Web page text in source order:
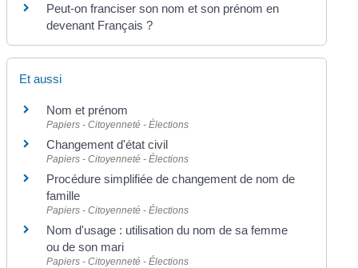
Peut-on franciser son nom et son prénom en
devenant Français ?
Et aussi
Nom et prénom
Papiers - Citoyenneté - Élections
Changement d'état civil
Papiers - Citoyenneté - Élections
Procédure simplifiée de changement de nom de
famille
Papiers - Citoyenneté - Élections
Nom d'usage : utilisation du nom de sa femme
ou de son mari
Papiers - Citoyenneté - Élections